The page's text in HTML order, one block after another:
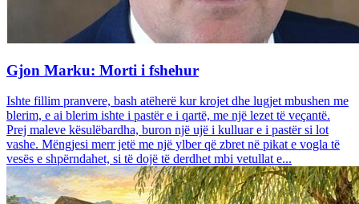
Gjon Marku: Morti i fshehur
Ishte fillim pranvere, bash atëherë kur krojet dhe lugjet mbushen me
blerim, e ai blerim ishte i pastër e i qartë, me një lezet të veçantë.
Prej maleve kësulëbardha, buron një ujë i kulluar e i pastër si lot
vashe. Mëngjesi merr jetë me një ylber që zbret në pikat e vogla të
vesës e shpërndahet, si të dojë të derdhet mbi vetullat e...